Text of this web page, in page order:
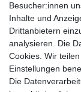
Vertrag
Mein Konto
Registrieren
Login
Besucher:innen
Inhalte und
Drittanbietern
analysieren. Die
Cookies. Wir
Einstellungen
Die